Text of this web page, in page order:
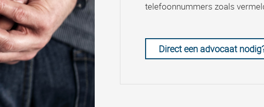
telefoonnummers zoals
Direct een advocaat